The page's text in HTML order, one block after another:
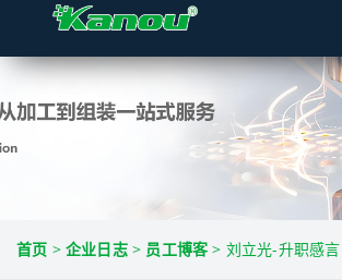
首页 >企业日志> 员工博客> 刘立光-升职感言